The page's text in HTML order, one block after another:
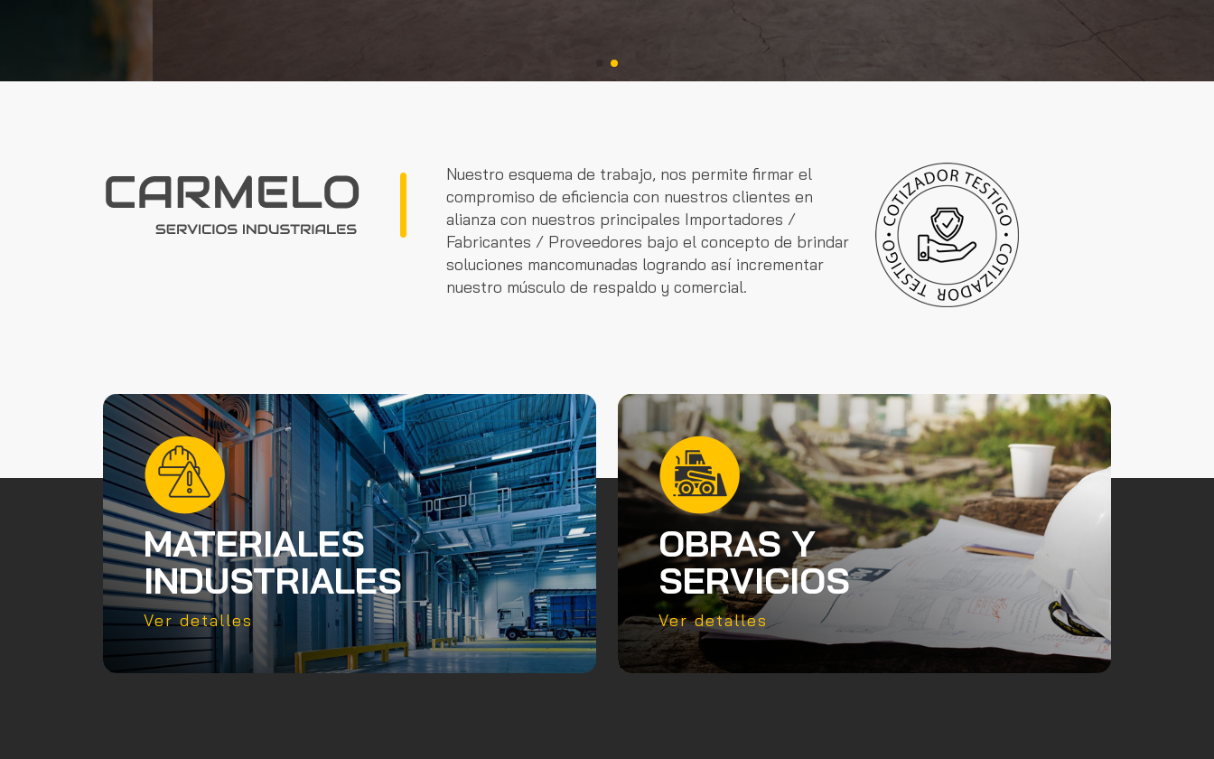
Nuestro esquema de trabajo, nos permite firmar el
compromiso de eficiencia con nuestros clientes en
alianza con nuestros principales Importadores /
Fabricantes / Proveedores bajo el concepto de brindar
soluciones mancomunadas logrando así incrementar
nuestro músculo de respaldo y comercial.
MATERIALES
INDUSTRIALES
Ver detalles
OBRAS Y
SERVICIOS
Ver detalles